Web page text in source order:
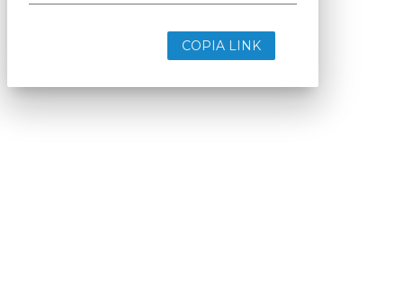
COPIA LINK